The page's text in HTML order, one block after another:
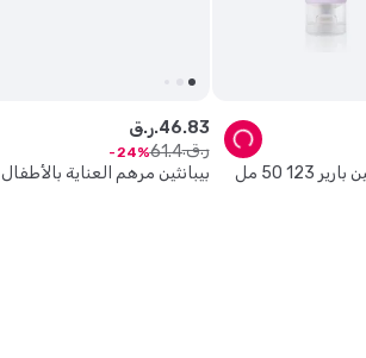
موستيلا - كريم فيتامين بارير 123 50 مل
بيبانثين مرهم العناية بالأطفال 100 غم
ر.ق.46.83
ر.ق.
61.4
24